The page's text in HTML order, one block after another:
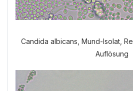
Candida albicans, Mund-Isolat,
Auflösung